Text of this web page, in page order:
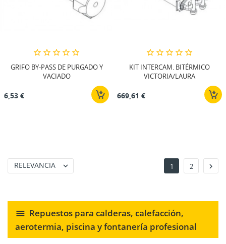
Repuestos para calderas, calefacción,
aerotermia, piscina y fontanería profesional
GRIFO BY-PASS DE PURGADO Y
VACIADO
6,53 €
KIT INTERCAM. BITÉRMICO
VICTORIA/LAURA
669,61 €
RELEVANCIA  1 2 